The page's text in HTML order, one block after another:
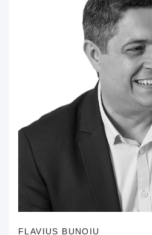
FLAVIUS BUNOIU